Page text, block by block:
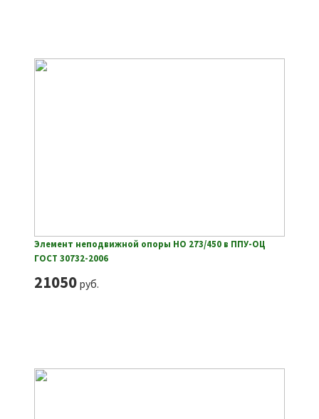
Элемент неподвижной опоры НО 273/450 в ППУ-ОЦ
ГОСТ 30732-2006
21050руб.